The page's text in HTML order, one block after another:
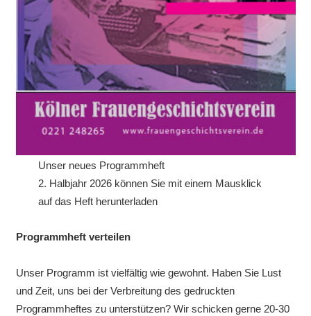
Unser neues Programmheft
2. Halbjahr 2026 können Sie mit einem Mausklick
auf das Heft herunterladen
Programmheft verteilen
Unser Programm ist vielfältig wie gewohnt. Haben Sie Lust
und Zeit, uns bei der Verbreitung des gedruckten
Programmheftes zu unterstützen? Wir schicken gerne 20-30